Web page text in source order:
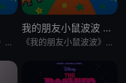
《我的朋友小鼠波波》是一个风靡全球、深受学龄前儿童及家长喜爱的经典IP，改编自英国著名儿童作家露西·卡曾斯创作
我的朋友小鼠波波 英语版
《我的朋友小鼠波波》是一个风靡全球、深受学龄前儿童及家长喜爱的经典IP，改编自英国著名儿童作家露西·卡曾斯创作